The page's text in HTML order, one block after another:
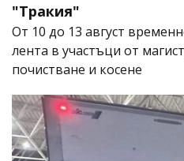
"Тракия"
От 10 до 13 август
лента в участъци от
почистване и косене